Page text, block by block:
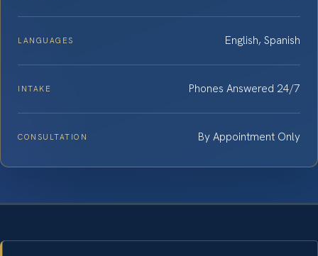
LANGUAGES English, Spanish
INTAKE Phones Answered 24/7
CONSULTATION By Appointment Only